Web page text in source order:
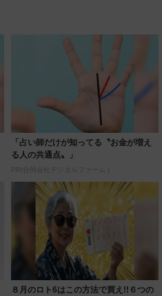
「占い師だけが知ってる〝お金が増え
る人の共通点〟」
PR(合同会社デジタルファーム )
８月のロト6はこの方法で買え!!６つの